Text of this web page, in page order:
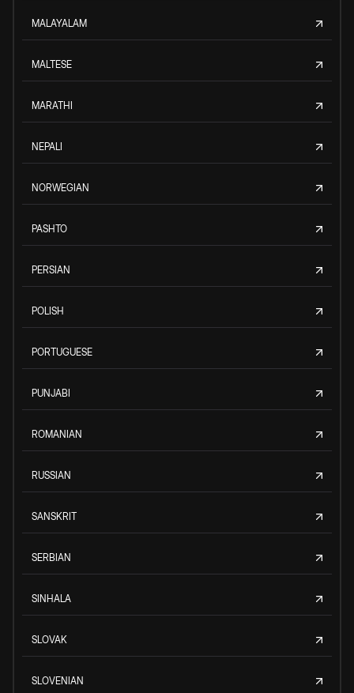
MALAYALAM
MALTESE
MARATHI
NEPALI
NORWEGIAN
PASHTO
PERSIAN
POLISH
PORTUGUESE
PUNJABI
ROMANIAN
RUSSIAN
SANSKRIT
SERBIAN
SINHALA
SLOVAK
SLOVENIAN